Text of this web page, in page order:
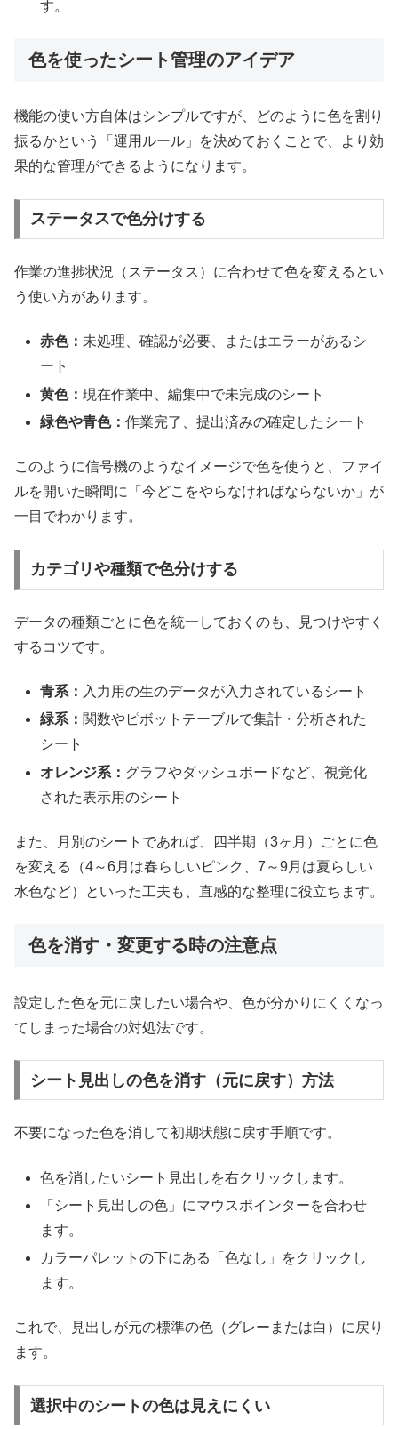
す。
色を使ったシート管理のアイデア
機能の使い方自体はシンプルですが、どのように色を割り
振るかという「運用ルール」を決めておくことで、より効
果的な管理ができるようになります。
ステータスで色分けする
作業の進捗状況（ステータス）に合わせて色を変えるとい
う使い方があります。
赤色： 未処理、確認が必要、またはエラーがあるシ
ート
黄色：現在作業中、編集中で未完成のシート
緑色や青色：作業完了、提出済みの確定したシート
このように信号機のようなイメージで色を使うと、ファイ
ルを開いた瞬間に「今どこをやらなければならないか」が
一目でわかります。
カテゴリや種類で色分けする
データの種類ごとに色を統一しておくのも、見つけやすく
するコツです。
青系： 入力用の生のデータが入力されているシート
緑系： 関数やピボットテーブルで集計・分析された
シート
オレンジ系： グラフやダッシュボードなど、視覚化
された表示用のシート
また、月別のシートであれば、四半期（3ヶ月）ごとに色
を変える（4～6月は春らしいピンク、7～9月は夏らしい
水色など）といった工夫も、直感的な整理に役立ちます。
色を消す・変更する時の注意点
設定した色を元に戻したい場合や、色が分かりにくくなっ
てしまった場合の対処法です。
シート見出しの色を消す（元に戻す）方法
不要になった色を消して初期状態に戻す手順です。
色を消したいシート見出しを右クリックします。
「シート見出しの色」にマウスポインターを合わせ
ます。
カラーパレットの下にある「色なし」をクリックし
ます。
これで、見出しが元の標準の色（グレーまたは白）に戻り
ます。
選択中のシートの色は見えにくい